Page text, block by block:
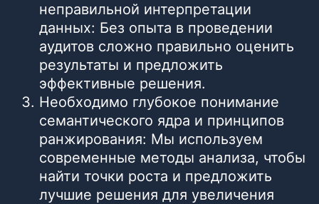
неправильной интерпретации
данных: Без опыта в проведении
аудитов сложно правильно оценить
результаты и предложить
эффективные решения.
Необходимо глубокое понимание
семантического ядра и принципов
ранжирования: Мы используем
современные методы анализа, чтобы
найти точки роста и предложить
лучшие решения для увеличения